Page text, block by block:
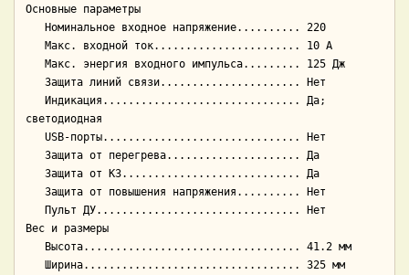
Основные параметры
светодиодная
Вес и размеры